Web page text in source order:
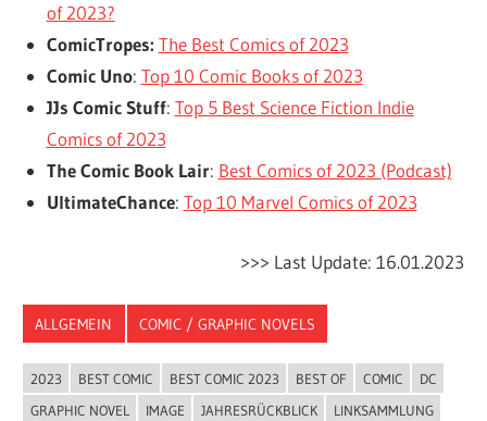
of 2023?
ComicTropes: The Best Comics of 2023
Comic Uno: Top 10 Comic Books of 2023
JJs Comic Stuff: Top 5 Best Science Fiction Indie
Comics of 2023
The Comic Book Lair: Best Comics of 2023 (Podcast)
UltimateChance: Top 10 Marvel Comics of 2023
>>> Last Update: 16.01.2023
ALLGEMEIN COMIC / GRAPHIC NOVELS
2023 BEST COMIC BEST COMIC 2023 BEST OF COMIC
DC
GRAPHIC NOVEL
IMAGE JAHRESRÜCKBLICK
LINKSAMMLUNG